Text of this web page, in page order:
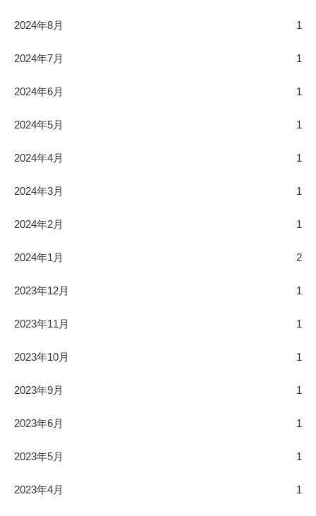
2024年8月 1
2024年7月 1
2024年6月 1
2024年5月 1
2024年4月 1
2024年3月 1
2024年2月 1
2024年1月 2
2023年12月 1
2023年11月 1
2023年10月 1
2023年9月 1
2023年6月 1
2023年5月 1
2023年4月 1